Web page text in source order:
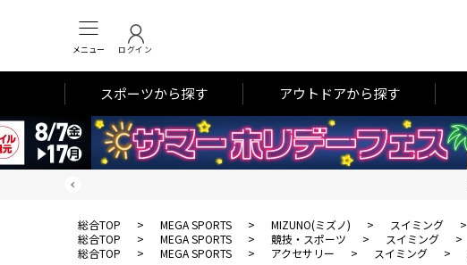
メニュー ログイン
スポーツから探す アウトドアから探す
総合TOP > MEGA SPORTS > MIZUNO(ミズノ) > スイミング >
総合TOP
> MEGA SPORTS > 競技・スポーツ > スイミング >
総合TOP
> MEGA SPORTS > アクセサリー > スイミング >